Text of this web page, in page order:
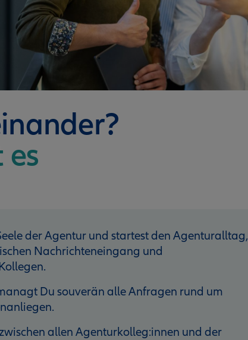
der Agentur und startest den Agenturalltag,
Nach­richteneingang und
Du souverän alle Anfragen rund um
allen Agenturkolleg:innen und der